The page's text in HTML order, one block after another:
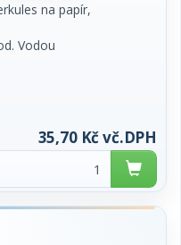
na papír,
Vodou
Vhodné do
35,70 Kč vč.DPH